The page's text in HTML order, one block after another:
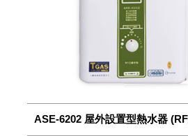
ASE-6202 屋外設置型熱水器